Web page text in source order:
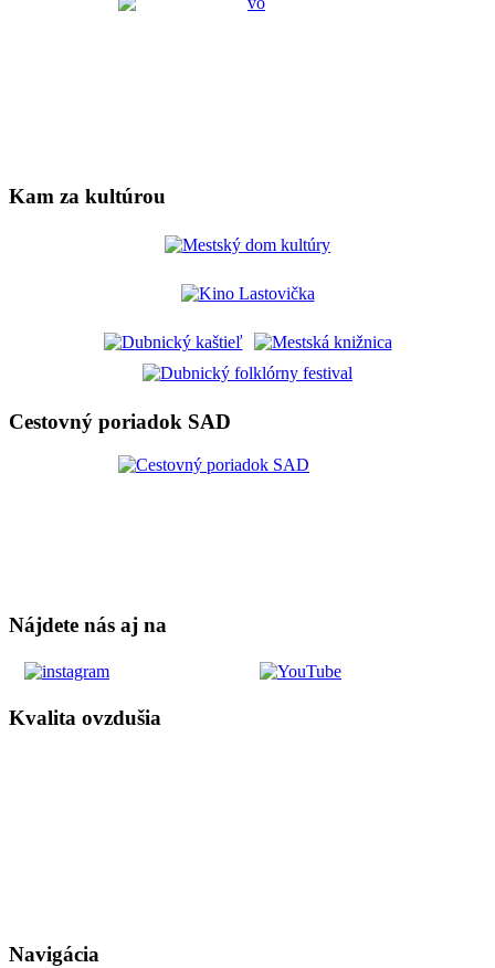
Kam za kultúrou
Cestovný poriadok SAD
Nájdete nás aj na
Kvalita ovzdušia
Navigácia